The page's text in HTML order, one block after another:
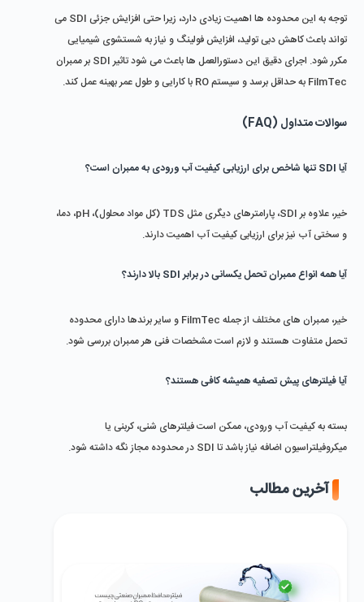
FilmTec به حداقل برسد و سیستم RO با کارایی و طول عمر بهینه عمل کند.
سوالات متداول (FAQ)
آیا SDI تنها شاخص برای ارزیابی کیفیت آب ورودی به ممبران است؟
و سختی آب نیز برای ارزیابی کیفیت آب اهمیت دارند.
آیا همه انواع ممبران تحمل یکسانی در برابر SDI بالا دارند؟
تحمل متفاوت هستند و لازم است مشخصات فنی هر ممبران بررسی شود.
آیا فیلترهای پیش ‌تصفیه همیشه کافی هستند؟
میکروفیلتراسیون اضافه نیاز باشد تا SDI در محدوده مجاز نگه داشته شود.
آخرین مطالب